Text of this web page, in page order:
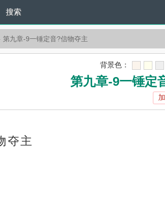
搜索
第九章-9一锤定音?信物夺主
背景色：
第九章-9一锤定
夺主